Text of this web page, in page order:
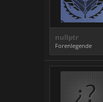
nullptr
Forenlegende